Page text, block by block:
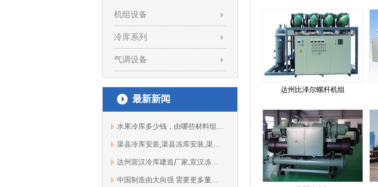
机组设备
冷库系列
气调设备
最新新闻
水果冷库多少钱，由哪些材料组成？（138...
渠县冷库安装,渠县冻库安装,渠县保鲜库...
达州宣汉冷库建造厂家,宣汉冻库安装13881933303
中国制造由大向强 需要更多董明珠
达州比泽尔螺杆机组